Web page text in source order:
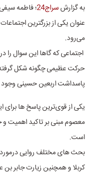
به گزارشسراج24
؛ فاطمه
عنوان یکی از بزرگترین
می‌رود.
اجتماعی که گاها این سوال را
حرکت عظیمی چگونه شکل
پاسداشت اربعین حسینی وجود
یکی از قوی‌ترین پاسخ ها برای
معصوم مبنی بر تاکید اهمیت و
است.
بحث های مختلف روایی درمورد
کربلا و همچنین زیارت جابر بن